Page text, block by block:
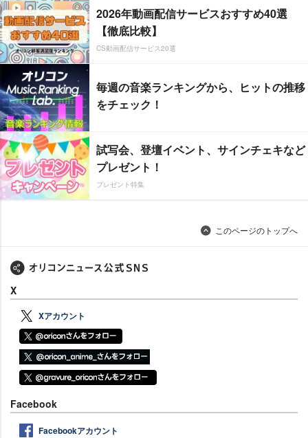
2026年動画配信サービスおすすめ40選
【徹底比較】
CS動画配信サービス20選
毎週の音楽ランキングから、ヒットの推移
をチェック！
試写会、登壇イベント、サインチェキなど
プレゼント！
プレゼント特集
このページのトップへ
X
Xアカウント
Facebook
Facebookアカウント